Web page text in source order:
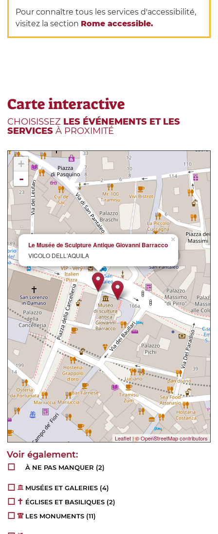
Pour connaître tous les services d'accessibilité,
visitez la section Rome accessible.
Carte interactive
CHOISISSEZ LES ÉVÉNEMENTS ET LES
SERVICES À PROXIMITÉ
×
Le Musée de Sculpture Antique Giovanni Barracco
VICOLO DELL'AQUILA
+
-
Leaflet |© OpenStreetMap contributors
À NE PAS MANQUER (2)
MUSÉES ET GALERIES (4)
ÉGLISES ET BASILIQUES (2)
LES MONUMENTS (11)